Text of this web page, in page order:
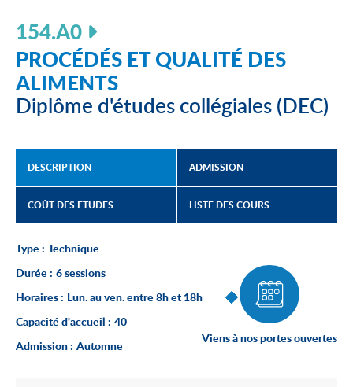
154.A0
PROCÉDÉS ET QUALITÉ DES
ALIMENTS
Diplôme d'études collégiales (DEC)
DESCRIPTION ADMISSION
COÛT DES ÉTUDES LISTE DES COURS
Type : Technique
Durée : 6 sessions
Horaires : Lun. au ven. entre 8h et 18h
Capacité d'accueil : 40
Admission : Automne
Viens à nos portes ouvertes